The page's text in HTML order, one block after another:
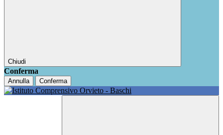
Chiudi
Conferma
Annulla Conferma